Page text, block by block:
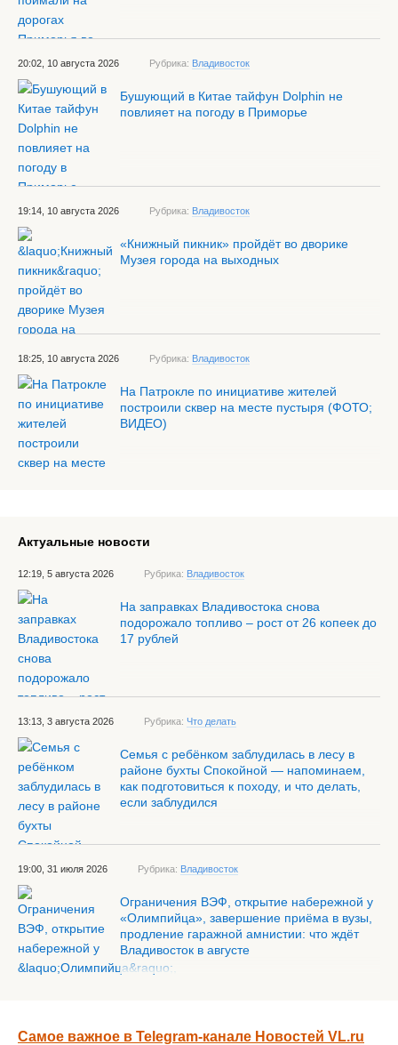
20:02, 10 августа 2026 Рубрика: Владивосток
Бушующий в Китае тайфун Dolphin не
повлияет на погоду в Приморье
19:14, 10 августа 2026 Рубрика: Владивосток
«Книжный пикник» пройдёт во дворике
Музея города на выходных
18:25, 10 августа 2026 Рубрика: Владивосток
На Патрокле по инициативе жителей
построили сквер на месте пустыря (ФОТО;
ВИДЕО)
Актуальные новости
12:19, 5 августа 2026 Рубрика: Владивосток
На заправках Владивостока снова
подорожало топливо – рост от 26 копеек до
17 рублей
13:13, 3 августа 2026 Рубрика: Что делать
Семья с ребёнком заблудилась в лесу в
районе бухты Спокойной — напоминаем,
как подготовиться к походу, и что делать,
если заблудился
19:00, 31 июля 2026 Рубрика: Владивосток
Ограничения ВЭФ, открытие набережной у
«Олимпийца», завершение приёма в вузы,
продление гаражной амнистии: что ждёт
Владивосток в августе
Самое важное в Telegram-канале Новостей VL.ru